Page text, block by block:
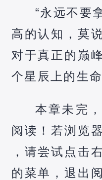
“永远不要
高的认知，莫
对于真正的巅
个星辰上的生
本章未完
阅读！若浏览
，请尝试点击
的菜单，退出